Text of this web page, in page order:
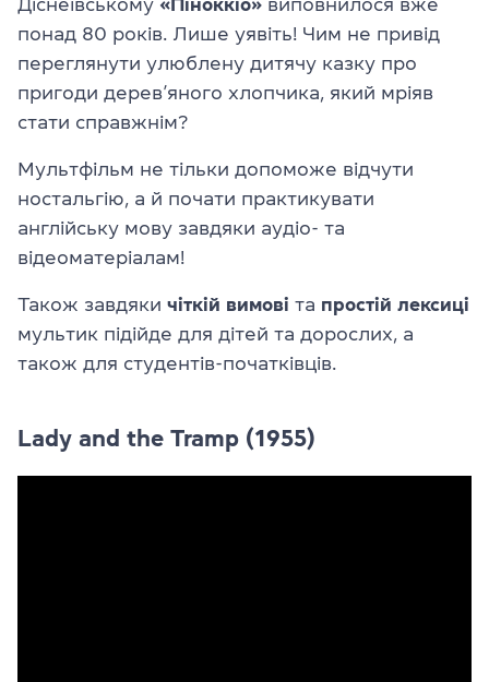
понад 80 років. Лише уявіть! Чим не привід
переглянути улюблену дитячу казку про
пригоди дерев’яного хлопчика, який мріяв
стати справжнім?
Мультфільм не тільки допоможе відчути
ностальгію, а й почати практикувати
англійську мову завдяки аудіо- та
відеоматеріалам!
Також завдяки чіткій вимові та простій лексиці
мультик підійде для дітей та дорослих, а
також для студентів-початківців.
Lady and the Tramp (1955)